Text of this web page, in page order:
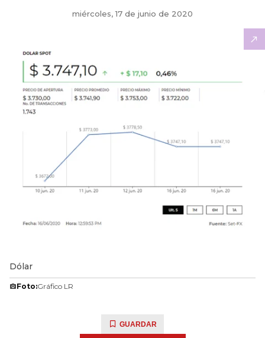
miércoles, 17 de junio de 2020
Dólar
Foto:Gráfico LR
GUARDAR